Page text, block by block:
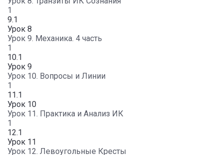
1
9.1
Урок 8
Урок 9. Механика. 4 часть
1
10.1
Урок 9
Урок 10. Вопросы и Линии
1
11.1
Урок 10
Урок 11. Практика и Анализ ИК
1
12.1
Урок 11
Урок 12. Левоугольные Кресты